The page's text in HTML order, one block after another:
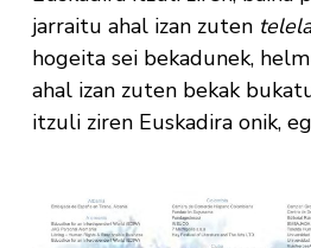
jarraitu ahal izan zuten
hogeita sei bekadunek,
ahal izan zuten bekak
itzuli ziren Euskadira onik,